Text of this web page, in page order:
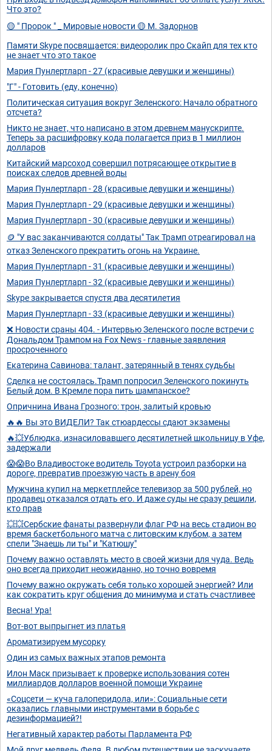
Что это?
🟡 " Пророк " _ Мировые новости 🟡 М. Задорнов
Памяти Skype посвящается: видеоролик про Скайп для тех кто
не знает что это такое
Мария Пунлертларп - 27 (красивые девушки и женщины)
"Г" - Готовить (еду, конечно)
Политическая ситуация вокруг Зеленского: Начало обратного
отсчета?
Никто не знает, что написано в этом древнем манускрипте.
Теперь за расшифровку кода полагается приз в 1 миллион
долларов
Китайский марсоход совершил потрясающее открытие в
поисках следов древней воды
Мария Пунлертларп - 28 (красивые девушки и женщины)
Мария Пунлертларп - 29 (красивые девушки и женщины)
Мария Пунлертларп - 30 (красивые девушки и женщины)
🪙 "У вас заканчиваются солдаты" Так Трамп отреагировал на
отказ Зеленского прекратить огонь на Украине.
Мария Пунлертларп - 31 (красивые девушки и женщины)
Мария Пунлертларп - 32 (красивые девушки и женщины)
Skype закрывается спустя два десятилетия
Мария Пунлертларп - 33 (красивые девушки и женщины)
❌ Новости сраны 404. - Интервью Зеленского после встречи с
Дональдом Трампом на Fox News - главные заявления
просроченного
Екатерина Савинова: талант, затерянный в тенях судьбы
Сделка не состоялась.Трамп попросил Зеленского покинуть
Белый дом. В Кремле пора пить шампанское?
Опричнина Ивана Грозного: трон, залитый кровью
🔥🔥 Вы это ВИДЕЛИ? Так стюардессы сдают экзамены
🔥💥Ублюдка, изнасиловавшего десятилетней школьницу в Уфе,
задержали
😱😱Во Владивостоке водитель Toyota устроил разборки на
дороге, превратив проезжую часть в арену боя
Мужчина купил на меркетплейсе телевизор за 500 рублей, но
продавец отказался отдать его. И даже суды не сразу решили,
кто прав
💥💥Сербские фанаты развернули флаг РФ на весь стадион во
время баскетбольного матча с литовским клубом, а затем
спели "Знаешь ли ты" и "Катюшу"
Почему важно оставлять место в своей жизни для чуда. Ведь
оно всегда приходит неожиданно, но точно вовремя
Почему важно окружать себя только хорошей энергией? Или
как сократить круг общения до минимума и стать счастливее
Весна! Ура!
Вот-вот выпрыгнет из платья
Ароматизируем мусорку
Один из самых важных этапов ремонта
Илон Маск призывает к проверке использования сотен
миллиардов долларов военной помощи Украине
«Соцсети — куча галоперидола, или»: Социальные сети
оказались главными инструментами в борьбе с
дезинформацией?!
Негативный характер работы Парламента РФ